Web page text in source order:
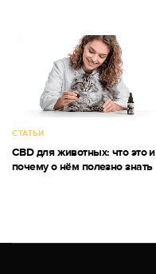
СТАТЬИ
CBD для животных: что это и
почему о нём полезно знать